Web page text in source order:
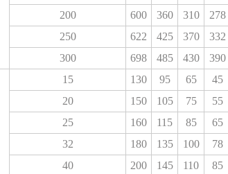
200
600 360 310
278
250
622 425 370
332
300
698 485 430
390
15
130 95 65
45
20
150 105 75
55
25
160 115 85
65
32
180 135 100
78
40
200 145 110 85